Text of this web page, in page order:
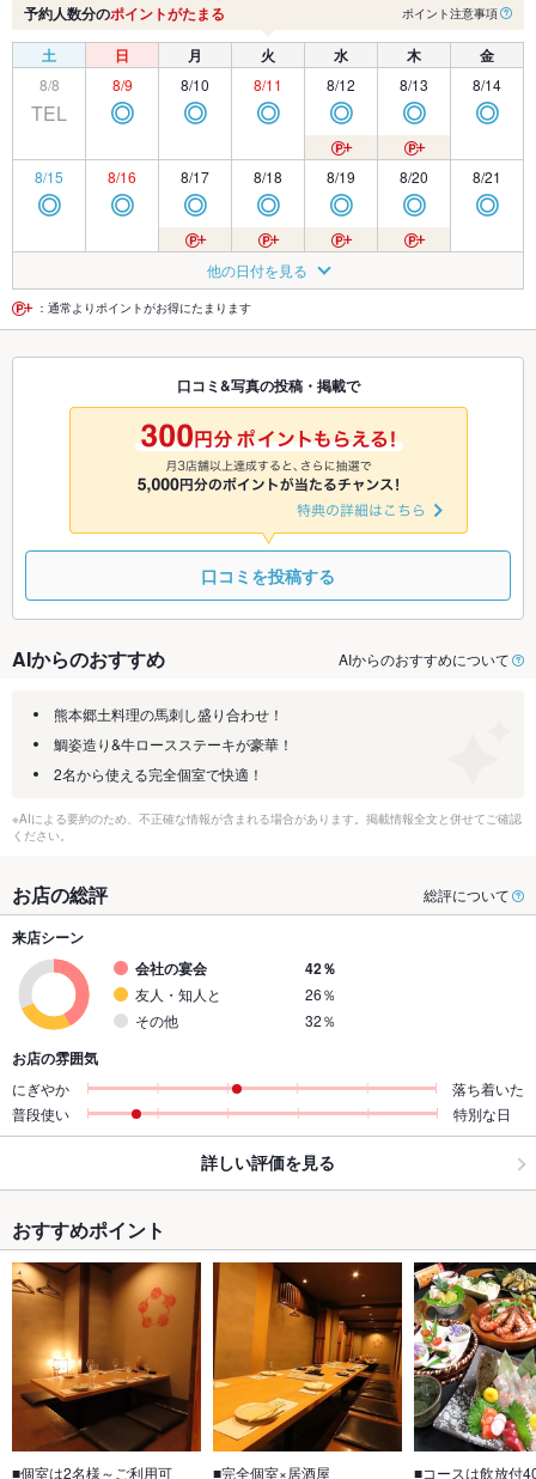
予約人数分のポイントがたまる ポイント注意事項
土 日 月 火 水 木 金
8/8
TEL
8/9
◎
8/10
◎
8/11
◎
8/12
◎
8/13
◎
8/14
◎
8/15
◎
8/16
◎
8/17
◎
8/18
◎
8/19
◎
8/20
◎
8/21
◎
◎ ◎
8/24
◎
8/25
◎
8/26
◎ ◎ ◎
8/29 8/30 8/31
◎
9/1
◎
9/2
◎
9/3 9/4
9/7
◎
9/8
◎
9/9
◎
9/10
他の日付を見る
：通常よりポイントがお得にたまります
口コミ&写真の投稿・掲載で
口コミを投稿する
AIからのおすすめ AIからのおすすめについて
熊本郷土料理の馬刺し盛り合わせ！
鯛姿造り&牛ロースステーキが豪華！
2名から使える完全個室で快適！
※AIによる要約のため、不正確な情報が含まれる場合があります。掲載情報全文と併せてご確認
ください。
お店の総評 総評について
来店シーン
会社の宴会
42％
友人・知人と
26％
その他
32％
お店の雰囲気
にぎやか
落ち着いた
普段使い
特別な日
詳しい評価を見る
おすすめポイント
■個室は2名様～ご利用可 ■完全個室×居酒屋 ■コースは飲放付